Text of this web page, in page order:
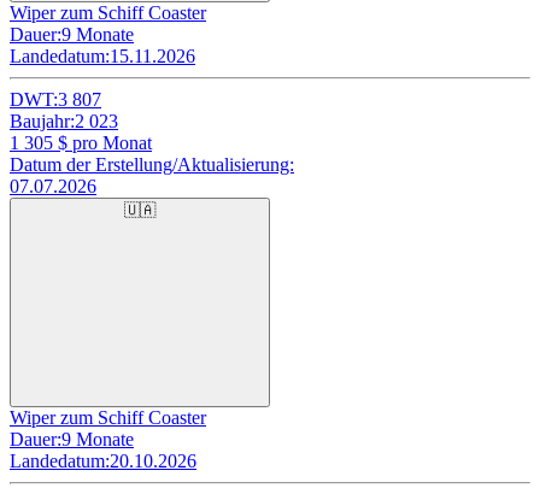
Wiper zum Schiff Coaster
Dauer:9 Monate
Landedatum:15.11.2026
DWT:3 807
Baujahr:2 023
1 305 $ pro Monat
Datum der Erstellung/Aktualisierung:
07.07.2026
🇺🇦
Wiper zum Schiff Coaster
Dauer:9 Monate
Landedatum:20.10.2026